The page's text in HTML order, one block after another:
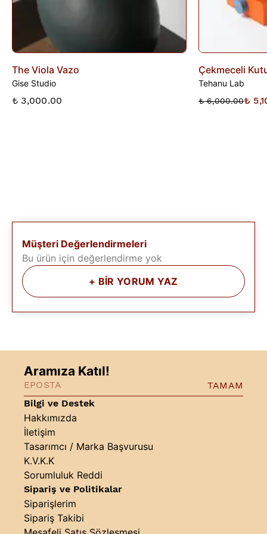
The Viola Vazo
Gise Studio
₺ 3,000.00
Çekmeceli
Tehanu Lab
₺ 6,000.00₺
Müşteri Değerlendirmeleri
Bu ürün için değerlendirme yok
+ BİR YORUM YAZ
Bilgi ve Destek
Hakkımızda
İletişim
Tasarımcı / Marka Başvurusu
K.V.K.K
Sorumluluk Reddi
Sipariş ve Politikalar
Siparişlerim
Sipariş Takibi
Aramıza Katıl!
TAMAM